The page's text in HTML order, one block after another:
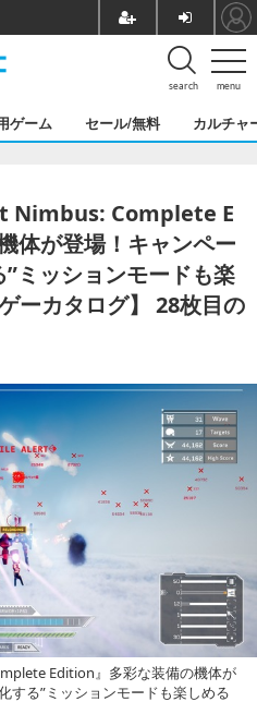
menu
search
ゲーム セール/無料 カルチャ
Nimbus: Complete E
体が登場！キャンペー
ミッションモードも楽
ーカタログ】 28枚目の
Edition』多彩な装備の機体が
する”ミッションモードも楽しめる